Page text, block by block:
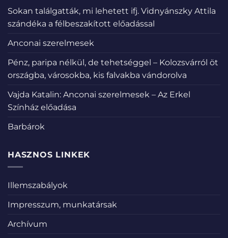
Sokan találgatták, mi lehetett ifj. Vidnyánszky Attila
szándéka a félbeszakított előadással
Anconai szerelmesek
Pénz, paripa nélkül, de tehetséggel – Kolozsvárról öt
országba, városokba, kis falvakba vándorolva
Vajda Katalin: Anconai szerelmesek – Az Erkel
Színház előadása
Barbárok
HASZNOS LINKEK
Illemszabályok
Impresszum, munkatársak
Archívum